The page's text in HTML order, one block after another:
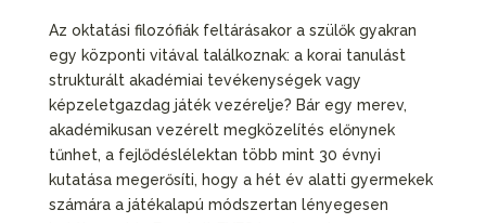
Az oktatási filozófiák feltárásakor a szülők gyakran
egy központi vitával találkoznak: a korai tanulást
strukturált akadémiai tevékenységek vagy
képzeletgazdag játék vezérelje? Bár egy merev,
akadémikusan vezérelt megközelítés előnynek
tűnhet, a fejlődéslélektan több mint 30 évnyi
kutatása megerősíti, hogy a hét év alatti gyermekek
számára a játékalapú módszertan lényegesen